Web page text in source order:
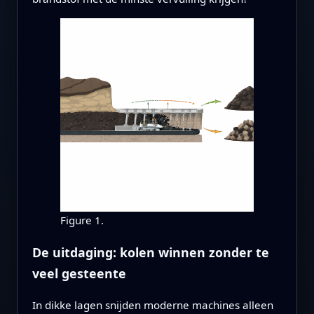
Figure 1.
De uitdaging: kolen winnen zonder te
veel gesteente
In dikke lagen snijden moderne machines alleen